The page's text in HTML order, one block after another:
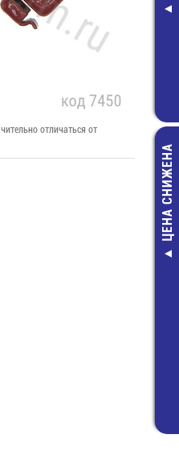
5,00 руб.
ЦЕНА СНИЖЕНА
отличаться от